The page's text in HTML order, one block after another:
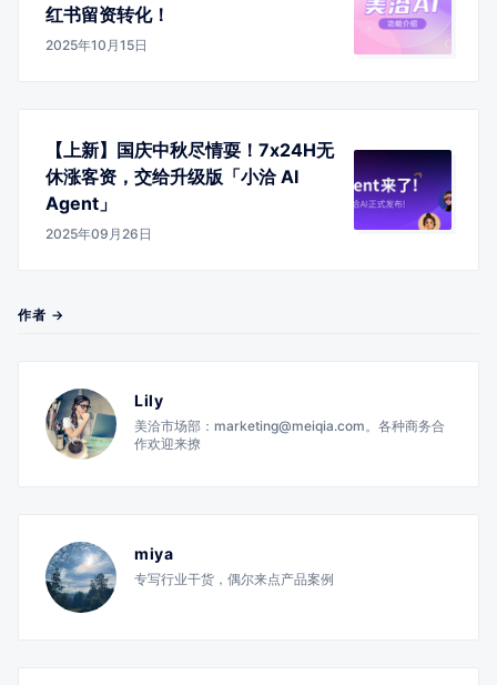
红书留资转化！
2025年10月15日
【上新】国庆中秋尽情耍！7x24H无
休涨客资，交给升级版「小洽 AI
Agent」
2025年09月26日
作者 →
Lily
美洽市场部：marketing@meiqia.com。各种商务合
作欢迎来撩
miya
专写行业干货，偶尔来点产品案例